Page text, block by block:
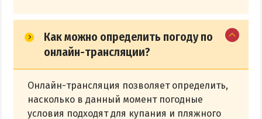
Как можно определить погоду по
онлайн-трансляции?
Онлайн-трансляция позволяет определить,
насколько в данный момент погодные
условия подходят для купания и пляжного